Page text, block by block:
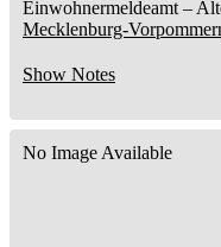
Einwohnermeldeamt –
Mecklenburg-
Show Notes
No Image Available